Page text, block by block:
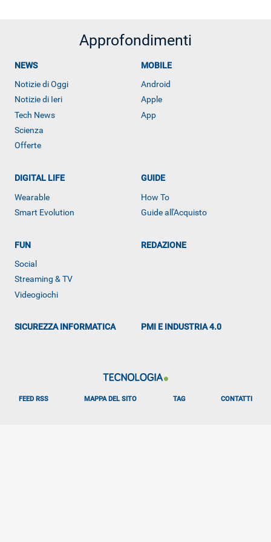
Approfondimenti
NEWS
Notizie di Oggi
Notizie di Ieri
Tech News
Scienza
Offerte
MOBILE
Android
Apple
App
DIGITAL LIFE
Wearable
Smart Evolution
GUIDE
How To
Guide all'Acquisto
FUN
Social
Streaming & TV
Videogiochi
REDAZIONE
SICUREZZA INFORMATICA PMI E INDUSTRIA 4.0
FEED RSS MAPPA DEL SITO TAG CONTATTI